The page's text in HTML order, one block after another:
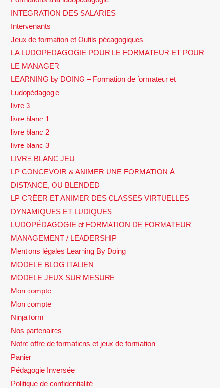
INTEGRATION DES SALARIES
Intervenants
Jeux de formation et Outils pédagogiques
LA LUDOPÉDAGOGIE POUR LE FORMATEUR ET POUR
LE MANAGER
LEARNING by DOING – Formation de formateur et
Ludopédagogie
livre 3
livre blanc 1
livre blanc 2
livre blanc 3
LIVRE BLANC JEU
LP CONCEVOIR & ANIMER UNE FORMATION À
DISTANCE, OU BLENDED
LP CRÉER ET ANIMER DES CLASSES VIRTUELLES
DYNAMIQUES ET LUDIQUES
LUDOPÉDAGOGIE et FORMATION DE FORMATEUR
MANAGEMENT / LEADERSHIP
Mentions légales Learning By Doing
MODELE BLOG ITALIEN
MODELE JEUX SUR MESURE
Mon compte
Mon compte
Ninja form
Nos partenaires
Notre offre de formations et jeux de formation
Panier
Pédagogie Inversée
Politique de confidentialité